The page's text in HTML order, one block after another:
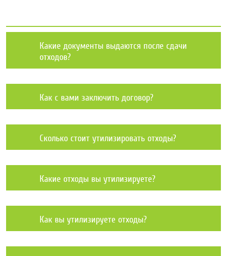
Какие документы выдаются после сдачи
отходов?
Как с вами заключить договор?
Сколько стоит утилизировать отходы?
Какие отходы вы утилизируете?
Как вы утилизируете отходы?